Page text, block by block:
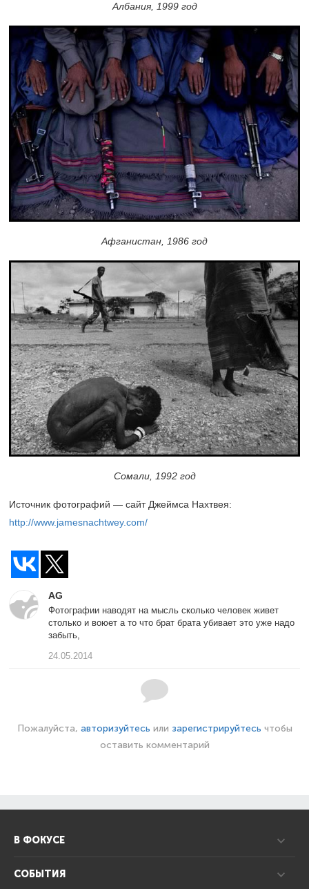
Албания, 1999 год
Афганистан, 1986 год
Сомали, 1992 год
Источник фотографий — сайт Джеймса Нахтвея:
http://www.jamesnachtwey.com/
AG
Фотографии наводят на мысль сколько человек живет
столько и воюет а то что брат брата убивает это уже надо
забыть,
24.05.2014
Пожалуйста, авторизуйтесь или зарегистрируйтесь чтобы
оставить комментарий
В ФОКУСЕ
СОБЫТИЯ